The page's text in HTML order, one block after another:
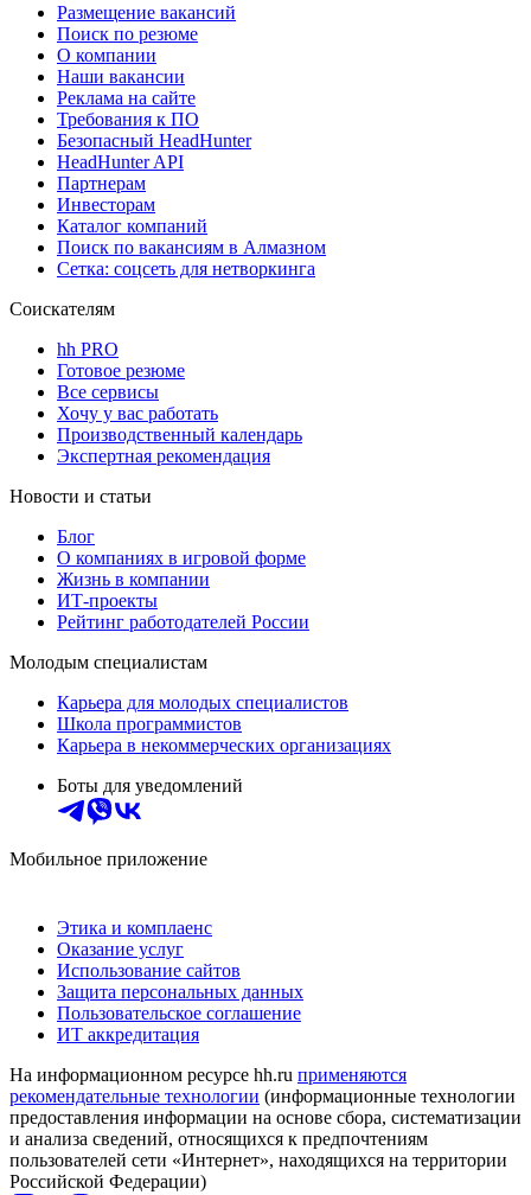
Размещение вакансий
Поиск по резюме
О компании
Наши вакансии
Реклама на сайте
Требования к ПО
Безопасный HeadHunter
HeadHunter API
Партнерам
Инвесторам
Каталог компаний
Поиск по вакансиям в Алмазном
Сетка: соцсеть для нетворкинга
Соискателям
hh PRO
Готовое резюме
Все сервисы
Хочу у вас работать
Производственный календарь
Экспертная рекомендация
Новости и статьи
Блог
О компаниях в игровой форме
Жизнь в компании
ИТ-проекты
Рейтинг работодателей России
Молодым специалистам
Карьера для молодых специалистов
Школа программистов
Карьера в некоммерческих организациях
Боты для уведомлений
Мобильное приложение
Этика и комплаенс
Оказание услуг
Использование сайтов
Защита персональных данных
Пользовательское соглашение
ИТ аккредитация
На информационном ресурсе hh.ru применяются
рекомендательные технологии (информационные технологии
предоставления информации на основе сбора, систематизации
и анализа сведений, относящихся к предпочтениям
пользователей сети «Интернет», находящихся на территории
Российской Федерации)